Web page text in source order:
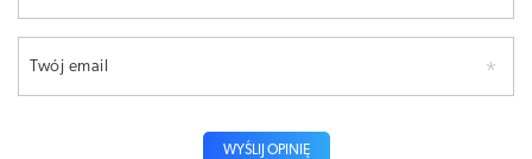
Twój email
WYŚLIJ OPINIĘ